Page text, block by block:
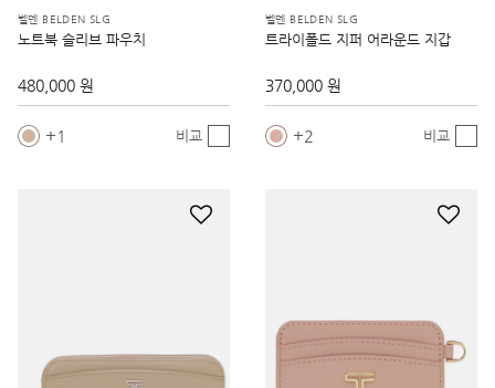
벨덴 BELDEN SLG
노트북 슬리브 파우치
480,000 원
1 비교
벨덴 BELDEN SLG
트라이폴드 지퍼 어라운드 지갑
370,000 원
2 비교